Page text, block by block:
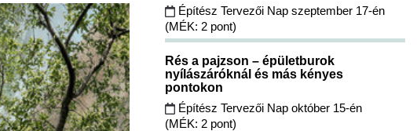
Építész Tervezői Nap szeptember 17-én
(MÉK: 2 pont)
Rés a pajzson – épületburok
nyílászáróknál és más kényes
pontokon
Építész Tervezői Nap október 15-én
(MÉK: 2 pont)